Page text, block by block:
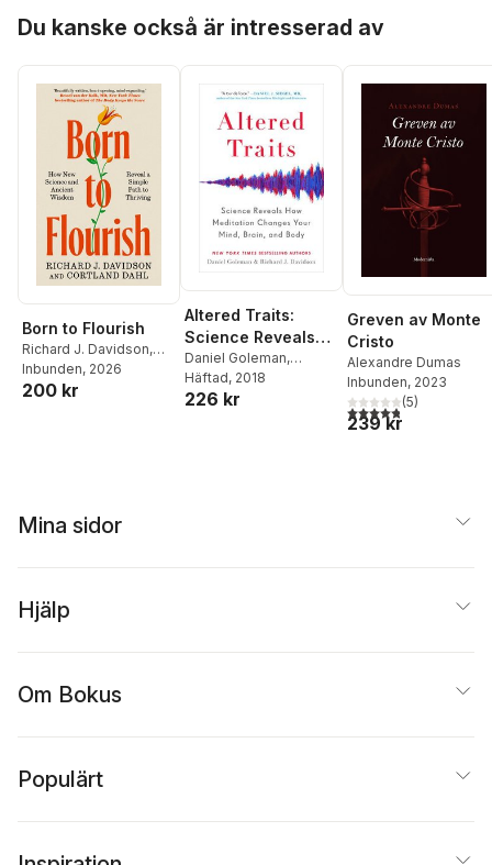
by Daniel Goleman)
Du kanske också är intresserad av
Born to Flourish
Richard J. Davidson,
Cortland Dahl
Inbunden, 2026
200 kr
Altered Traits:
Science Reveals
How Meditation
Changes Your
Mind, Brain, and
Daniel Goleman,
Richard J. Davidson
Häftad, 2018
226 kr
Greven av Monte
Cristo
Alexandre Dumas
Inbunden, 2023
4,8utav 5 stjärnor.
(5)
239 kr
Mina sidor
Hjälp
Om Bokus
Populärt